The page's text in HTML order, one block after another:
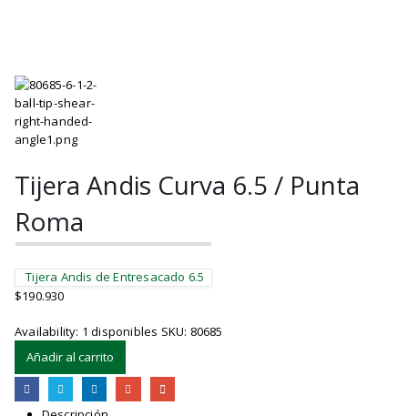
Tijera Andis Curva 6.5 / Punta
Roma
Tijera Andis de Entresacado 6.5
$190.930
Availability: 1 disponibles SKU: 80685
Añadir al carrito